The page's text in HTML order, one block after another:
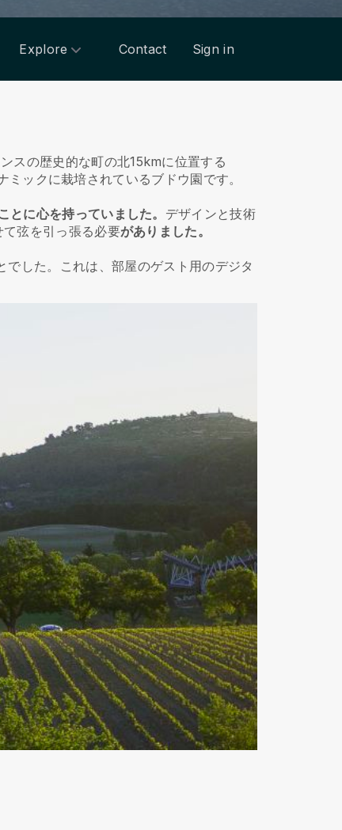
Explore Contact Sign in
スの歴史的な町の北15kmに位置する
ックに栽培されているブドウ園です。
に心を持っていました。 デザインと技術
弦を引っ張る必要がありました。
した。これは、部屋のゲスト用のデジタ